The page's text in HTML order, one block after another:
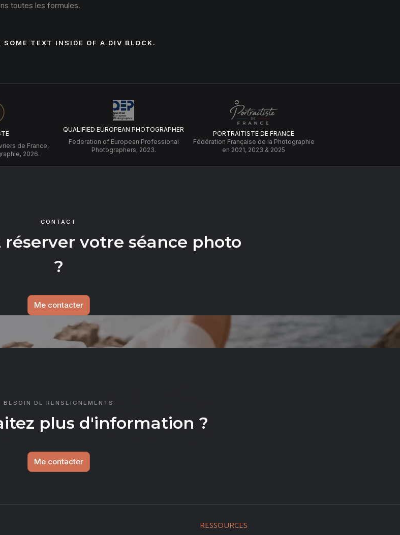
toutes les formules.
SOME TEXT INSIDE OF A DIV BLOCK.
de France,
2026.
QUALIFIED EUROPEAN PHOTOGRAPHER
Federation of European Professional
Photographers, 2023.
PORTRAITISTE DE FRANCE
Fédération Française de la Photographie
en 2021, 2023 & 2025
CONTACT
réserver votre séance photo
?
Me contacter
BESOIN DE RENSEIGNEMENTS
plus d'information ?
Me contacter
RESSOURCES